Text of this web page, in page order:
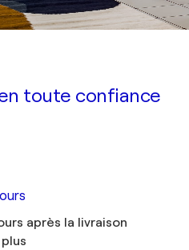
toute confiance
après la livraison